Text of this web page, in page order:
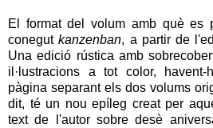
El format del volum amb què es
conegutkanzenban, a partir de
Una edició rústica amb
il·lustracions a tot color,
pàgina separant els dos volums
dit, té un nou epíleg creat per
text de l'autor sobre desè